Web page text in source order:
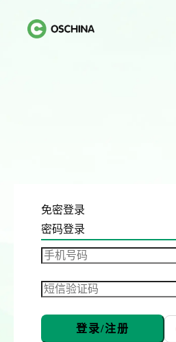
免密登录
密码登录
登录/注册